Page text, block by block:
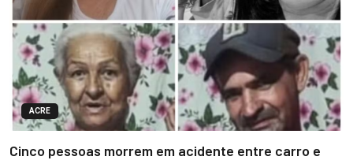
ACRE
Cinco pessoas morrem em acidente entre carro e